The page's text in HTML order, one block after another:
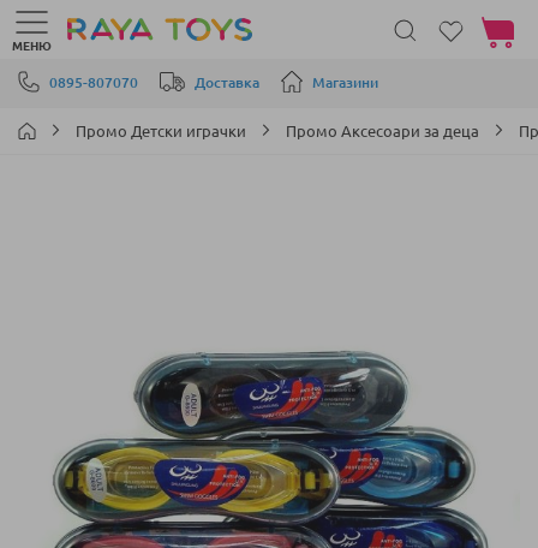
Прескачане към съдържанието
0895-807070 Доставка Магазини
МЕНЮ
Моята
Промо Детски играчки Промо Аксесоари за деца
изображенията